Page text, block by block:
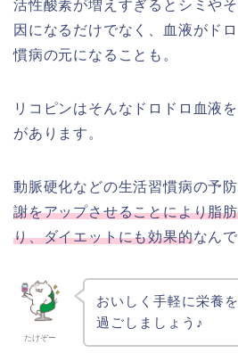
活性酸素が増えすぎるとシミや
因になるだけでなく、血液がド
慣病の元になることも。
リコピンはそんなドロドロ血液
があります。
動脈硬化などの生活習慣病の予防
謝をアップさせることにより脂
り、ダイエットにも効果的なんで
たけぞー
おいしく手軽に栄養
過ごしましょう♪